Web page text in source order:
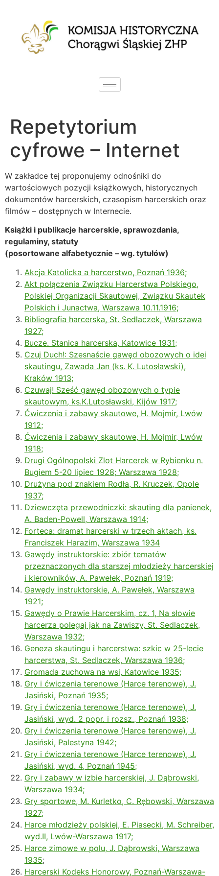
Repetytorium
cyfrowe – Internet
W zakładce tej proponujemy odnośniki do
wartościowych pozycji książkowych, historycznych
dokumentów harcerskich, czasopism harcerskich oraz
filmów – dostępnych w Internecie.
Książki i publikacje harcerskie, sprawozdania,
regulaminy, statuty
(posortowane alfabetycznie – wg. tytułów)
Akcja Katolicka a harcerstwo, Poznań 1936;
Akt połączenia Związku Harcerstwa Polskiego,
Polskiej Organizacji Skautowej, Związku Skautek
Polskich i Junactwa, Warszawa 10.11.1916;
Bibliografia harcerska, St. Sedlaczek, Warszawa
1927;
Bucze. Stanica harcerska, Katowice 1931;
Czuj Duch!: Szesnaście gawęd obozowych o idei
skautingu, Zawada Jan (ks. K. Lutosławski),
Kraków 1913;
Czuwaj! Sześć gawęd obozowych o typie
skautowym, ks.K.Lutosławski, Kijów 1917;
Ćwiczenia i zabawy skautowe, H. Mojmir, Lwów
1912;
Ćwiczenia i zabawy skautowe, H. Mojmir, Lwów
1918;
Drugi Ogólnopolski Zlot Harcerek w Rybienku n.
Bugiem 5-20 lipiec 1928; Warszawa 1928;
Drużyna pod znakiem Rodła, R. Kruczek, Opole
1937;
Dziewczęta przewodniczki: skauting dla panienek,
A. Baden-Powell, Warszawa 1914;
Forteca: dramat harcerski w trzech aktach, ks.
Franciszek Harazim, Warszawa 1934
Gawędy instruktorskie: zbiór tematów
przeznaczonych dla starszej młodzieży harcerskiej
i kierowników, A. Pawełek, Poznań 1919;
Gawędy instruktorskie, A. Pawełek, Warszawa
1921;
Gawędy o Prawie Harcerskim, cz. 1, Na słowie
harcerza polegaj jak na Zawiszy, St. Sedlaczek,
Warszawa 1932;
Geneza skautingu i harcerstwa: szkic w 25-lecie
harcerstwa, St. Sedlaczek, Warszawa 1936;
Gromada zuchowa na wsi, Katowice 1935;
Gry i ćwiczenia terenowe (Harce terenowe), J.
Jasiński, Poznań 1935;
Gry i ćwiczenia terenowe (Harce terenowe), J.
Jasiński, wyd. 2 popr. i rozsz., Poznań 1938;
Gry i ćwiczenia terenowe (Harce terenowe), J.
Jasiński, Palestyna 1942;
Gry i ćwiczenia terenowe (Harce terenowe), J.
Jasiński, wyd. 4, Poznań 1945;
Gry i zabawy w izbie harcerskiej, J. Dąbrowski,
Warszawa 1934;
Gry sportowe, M. Kurletko, C. Rębowski, Warszawa
1927;
Harce młodzieży polskiej, E. Piasecki, M. Schreiber,
wyd.II, Lwów-Warszawa 1917;
Harce zimowe w polu, J. Dąbrowski, Warszawa
1935;
Harcerski Kodeks Honorowy, Poznań-Warszawa-